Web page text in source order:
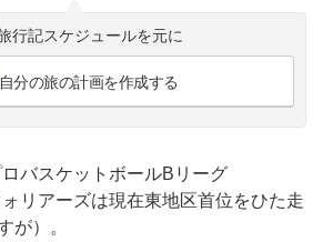
行記スケジュールを元に
自分の旅の計画を作成する
バスケットボールBリーグ
リアーズは現在東地区首位をひた走
が）。